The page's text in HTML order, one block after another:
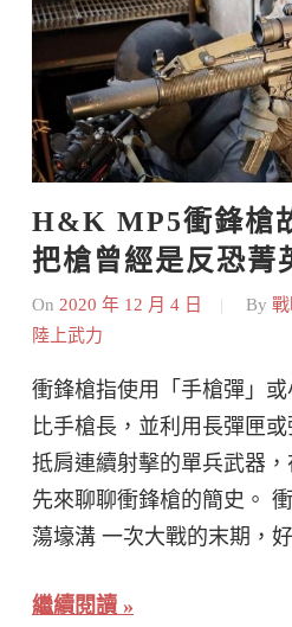
H&K MP5衝鋒槍
把槍曾經是反恐菁
On 2020 年 12 月 4 日 By
陸上武力
衝鋒槍指使用「手槍彈」
比手槍長，並利用長彈匣
抵肩連續射擊的單兵武器，
先來聊聊衝鋒槍的簡史。
蕩壕溝 一次大戰的末期，
繼續閱讀